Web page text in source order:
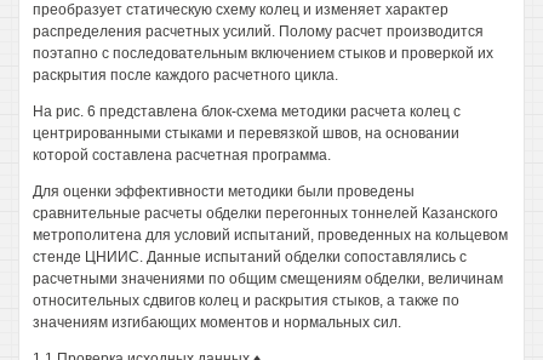
преобразует статическую схему колец и изменяет характер
распределения расчетных усилий. Полому расчет производится
поэтапно с последовательным включением стыков и проверкой их
раскрытия после каждого расчетного цикла.
На рис. 6 представлена блок-схема методики расчета колец с
центрированными стыками и перевязкой швов, на основании
которой составлена расчетная программа.
Для оценки эффективности методики были проведены
сравнительные расчеты обделки перегонных тоннелей Казанского
метрополитена для условий испытаний, проведенных на кольцевом
стенде ЦНИИС. Данные испытаний обделки сопоставлялись с
расчетными значениями по общим смещениям обделки, величинам
относительных сдвигов колец и раскрытия стыков, а также по
значениям изгибающих моментов и нормальных сил.